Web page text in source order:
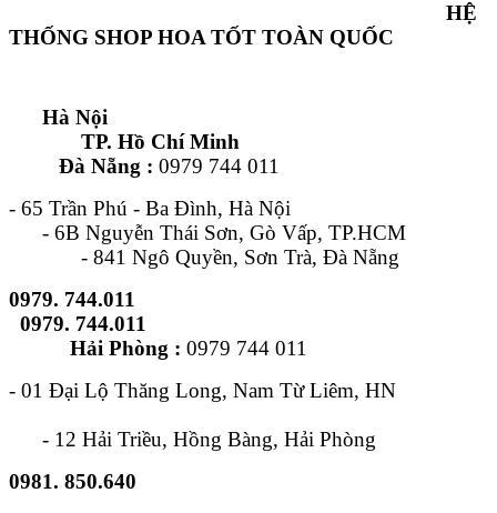
HỆ
THỐNG SHOP HOA TỐT TOÀN QUỐC
Hà Nội
TP. Hồ Chí Minh
Đà Nẵng : 0979 744 011
- 65 Trần Phú - Ba Đình, Hà Nội
- 6B Nguyễn Thái Sơn, Gò Vấp, TP.HCM
- 841 Ngô Quyền, Sơn Trà, Đà Nẵng
0979. 744.011
0979. 744.011
Hải Phòng : 0979 744 011
- 01 Đại Lộ Thăng Long, Nam Từ Liêm, HN
- 12 Hải Triều, Hồng Bàng, Hải Phòng
0981. 850.640